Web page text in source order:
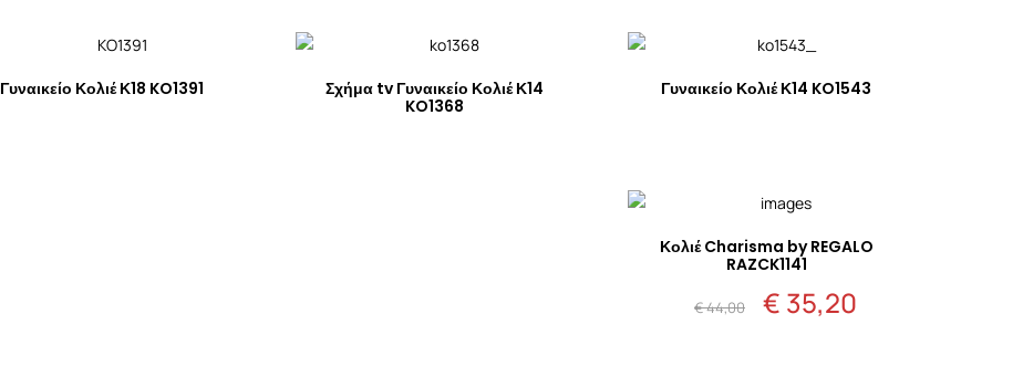
Γυναικείο Κολιέ Κ18 KO1391
Σχήμα tv Γυναικείο Κολιέ Κ14
KO1368
Γυναικείο Κολιέ Κ14 KO1543
Κολιέ Charisma by REGALO
RAZCK1141
€44,00 Original
price
€ 35,20
Ακολουθήστε μας: